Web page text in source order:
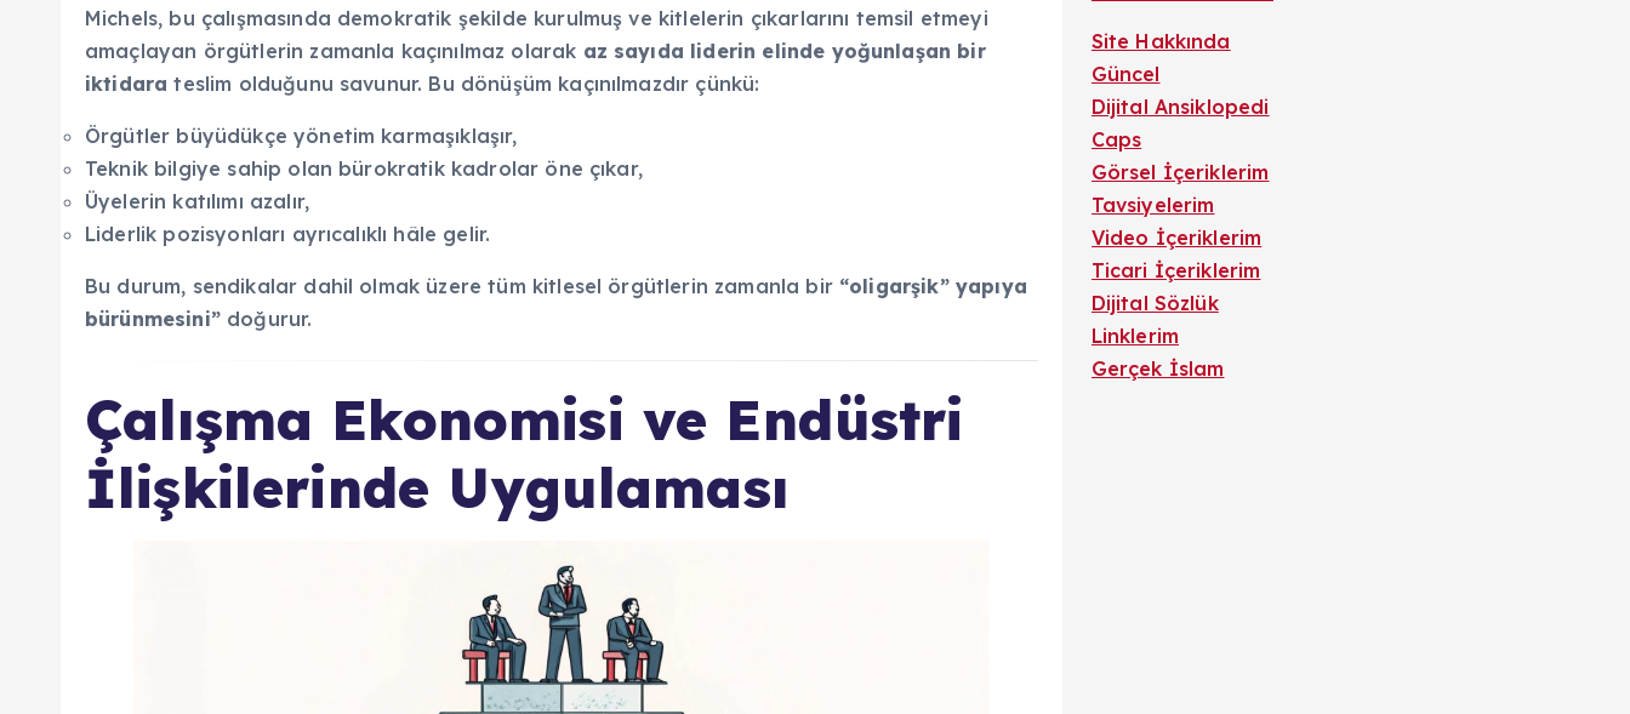
Michels, bu çalışmasında demokratik şekilde kurulmuş ve kitlelerin çıkarlarını temsil etmeyi
amaçlayan örgütlerin zamanla kaçınılmaz olarak az sayıda liderin elinde yoğunlaşan bir
iktidara teslim olduğunu savunur. Bu dönüşüm kaçınılmazdır çünkü:
Örgütler büyüdükçe yönetim karmaşıklaşır,
Teknik bilgiye sahip olan bürokratik kadrolar öne çıkar,
Üyelerin katılımı azalır,
Liderlik pozisyonları ayrıcalıklı hâle gelir.
Bu durum, sendikalar dahil olmak üzere tüm kitlesel örgütlerin zamanla bir “oligarşik” yapıya
bürünmesini”doğurur.
Çalışma Ekonomisi ve Endüstri
İlişkilerinde Uygulaması
Site Hakkında
Güncel
Dijital Ansiklopedi
Caps
Görsel İçeriklerim
Tavsiyelerim
Video İçeriklerim
Ticari İçeriklerim
Dijital Sözlük
Linklerim
Gerçek İslam